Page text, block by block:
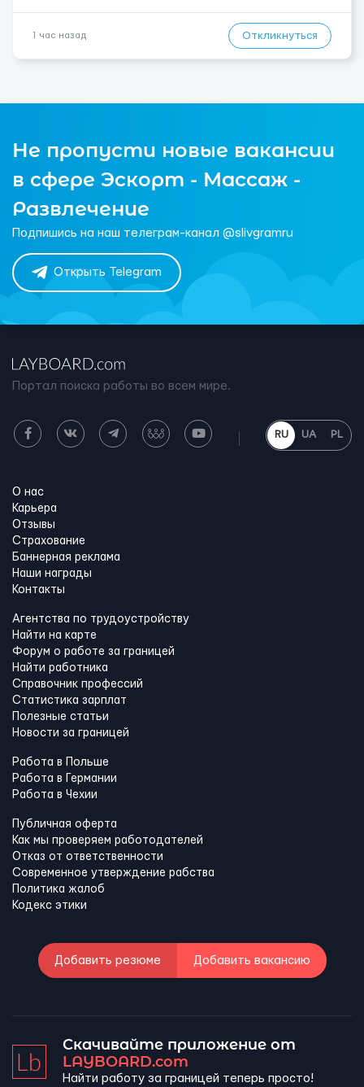
1 час назад Откликнуться
Не пропусти новые вакансии
в сфере Эскорт - Массаж -
Развлечение
Подпишись на наш телеграм-канал @slivgramru
Открыть Telegram
Портал поиска работы во всем мире.
RU UA PL
О нас
Карьера
Отзывы
Страхование
Баннерная реклама
Наши награды
Контакты
Агентства по трудоустройству
Найти на карте
Форум о работе за границей
Найти работника
Справочник профессий
Статистика зарплат
Полезные статьи
Новости за границей
Работа в Польше
Работа в Германии
Работа в Чехии
Публичная оферта
Как мы проверяем работодателей
Отказ от ответственности
Современное утверждение рабства
Политика жалоб
Кодекс этики
Добавить резюме Добавить вакансию
Скачивайте приложение от
LAYBOARD.com
Найти работу за границей теперь просто!